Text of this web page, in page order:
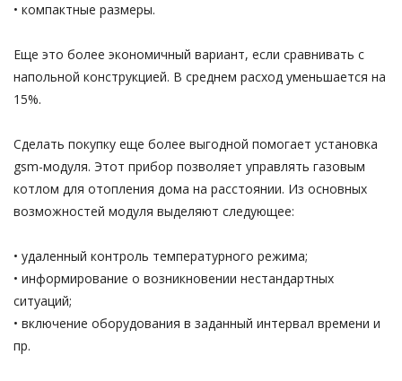
• компактные размеры.
Еще это более экономичный вариант, если сравнивать с
напольной конструкцией. В среднем расход уменьшается на
15%.
Сделать покупку еще более выгодной помогает установка
gsm-модуля. Этот прибор позволяет управлять газовым
котлом для отопления дома на расстоянии. Из основных
возможностей модуля выделяют следующее:
• удаленный контроль температурного режима;
• информирование о возникновении нестандартных
ситуаций;
• включение оборудования в заданный интервал времени и
пр.